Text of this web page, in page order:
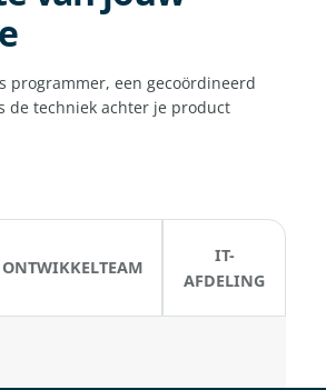
programmer, een gecoördineerd
de techniek achter je product
ONTWIKKELTEAM
IT-
AFDELING